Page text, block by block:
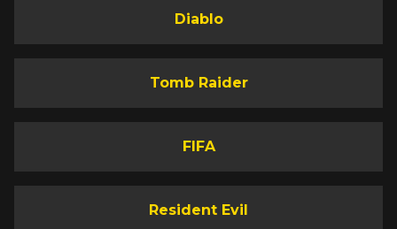
Diablo
Tomb Raider
FIFA
Resident Evil